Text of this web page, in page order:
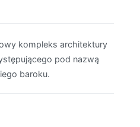
kompleks architektury
pod nazwą
baroku.